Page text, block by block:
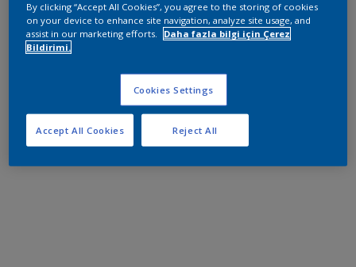
By clicking “Accept All Cookies”, you agree to the storing of cookies
on your device to enhance site navigation, analyze site usage, and
assist in our marketing efforts.
Daha fazla bilgi için Çerez
Bildirimi.
Cookies Settings
Reject All
Accept All Cookies